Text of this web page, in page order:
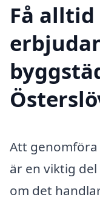
Få
Att
är en viktig
om det